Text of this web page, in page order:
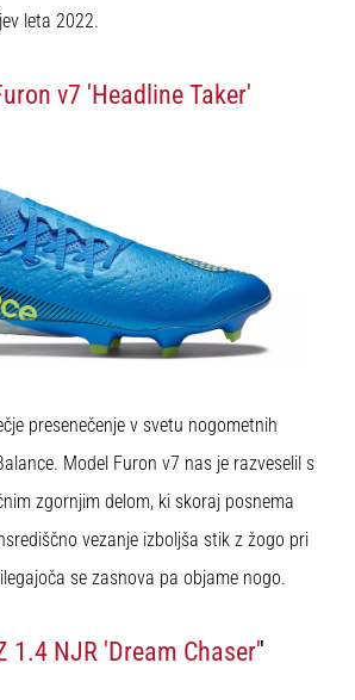
leta 2022.
v7 'Headline Taker'
presenečenje v svetu nogometnih
Model Furon v7 nas je razveselil s
zgornjim delom, ki skoraj posnema
vezanje izboljša stik z žogo pri
se zasnova pa objame nogo.
1.4 NJR 'Dream Chaser''